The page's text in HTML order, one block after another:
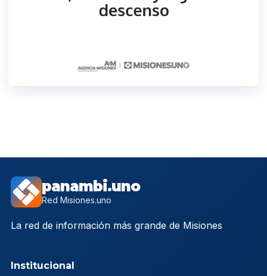
panambi.uno
Red Misiones.uno
La red de información más grande de Misiones
Institucional